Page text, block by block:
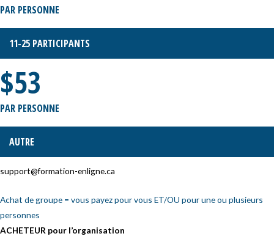
PAR PERSONNE
11-25 PARTICIPANTS
$53
PAR PERSONNE
AUTRE
support@formation-enligne.ca
Achat de groupe = vous payez pour vous ET/OU pour une ou plusieurs
personnes
ACHETEUR pour l’organisation